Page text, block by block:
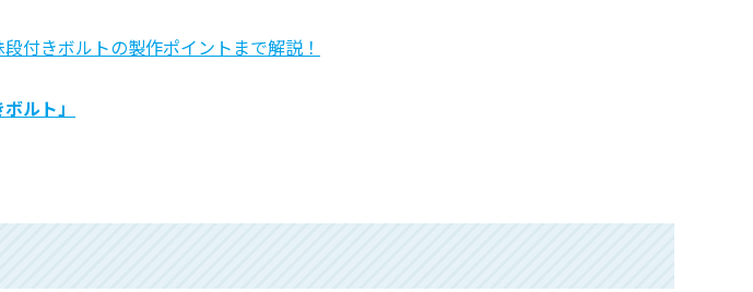
付きボルトの製作ポイントまで解説！
ルト」